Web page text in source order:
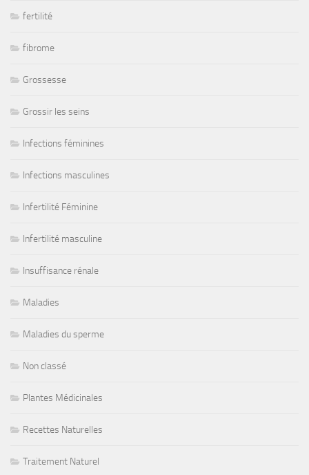
fertilité
fibrome
Grossesse
Grossir les seins
Infections féminines
Infections masculines
Infertilité Féminine
Infertilité masculine
Insuffisance rénale
Maladies
Maladies du sperme
Non classé
Plantes Médicinales
Recettes Naturelles
Traitement Naturel